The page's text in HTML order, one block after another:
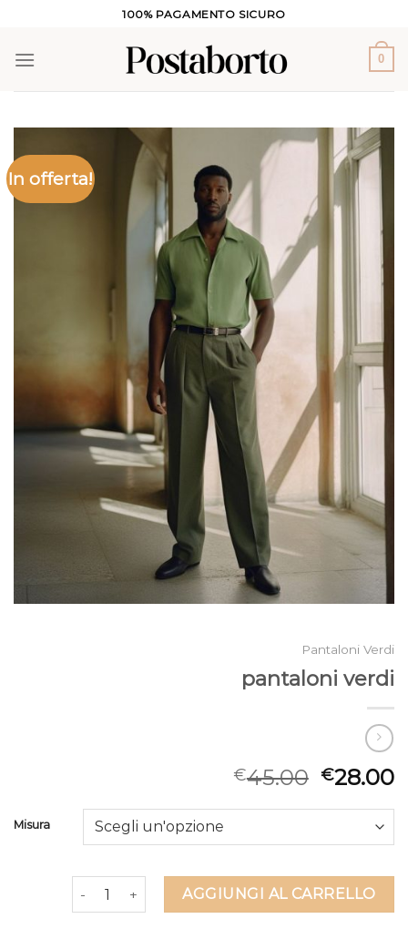
contenuti
100% PAGAMENTO SICURO
0
In offerta!
Pantaloni Verdi
pantaloni verdi
€45.00 €28.00
Misura
pantaloni verdi quantitàAGGIUNGI AL CARRELLO